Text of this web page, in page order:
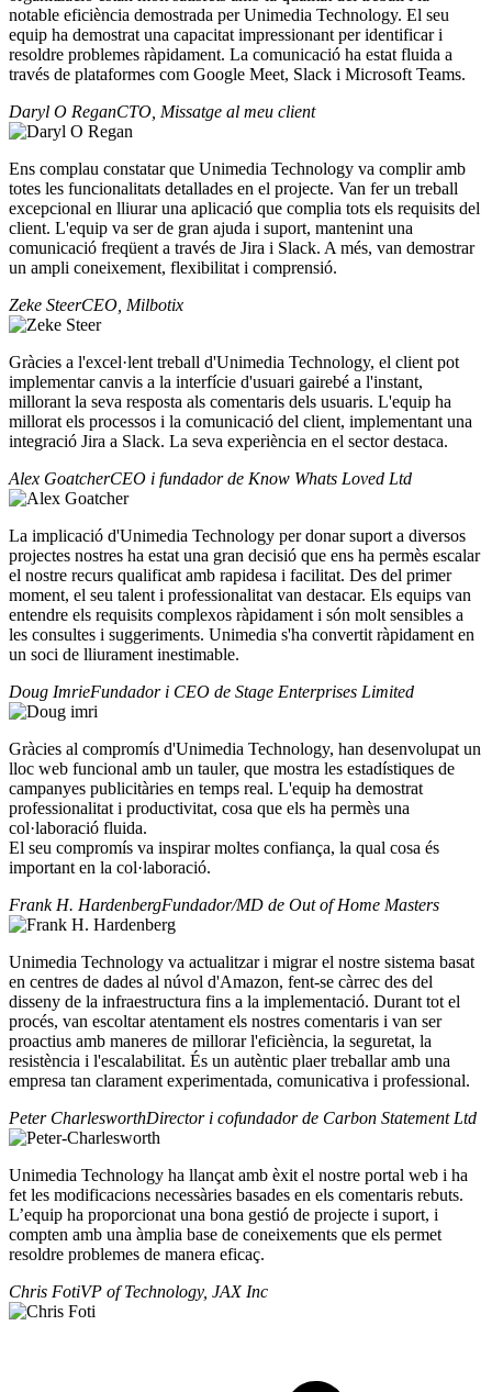
notable eficiència demostrada per Unimedia Technology. El seu
equip ha demostrat una capacitat impressionant per identificar i
resoldre problemes ràpidament. La comunicació ha estat fluida a
través de plataformes com Google Meet, Slack i Microsoft Teams.
Daryl O ReganCTO, Missatge al meu client
Ens complau constatar que Unimedia Technology va complir amb
totes les funcionalitats detallades en el projecte. Van fer un treball
excepcional en lliurar una aplicació que complia tots els requisits del
client. L'equip va ser de gran ajuda i suport, mantenint una
comunicació freqüent a través de Jira i Slack. A més, van demostrar
un ampli coneixement, flexibilitat i comprensió.
Zeke SteerCEO, Milbotix
Gràcies a l'excel·lent treball d'Unimedia Technology, el client pot
implementar canvis a la interfície d'usuari gairebé a l'instant,
millorant la seva resposta als comentaris dels usuaris. L'equip ha
millorat els processos i la comunicació del client, implementant una
integració Jira a Slack. La seva experiència en el sector destaca.
Alex GoatcherCEO i fundador de Know Whats Loved Ltd
La implicació d'Unimedia Technology per donar suport a diversos
projectes nostres ha estat una gran decisió que ens ha permès escalar
el nostre recurs qualificat amb rapidesa i facilitat. Des del primer
moment, el seu talent i professionalitat van destacar. Els equips van
entendre els requisits complexos ràpidament i són molt sensibles a
les consultes i suggeriments. Unimedia s'ha convertit ràpidament en
un soci de lliurament inestimable.
Doug ImrieFundador i CEO de Stage Enterprises Limited
Gràcies al compromís d'Unimedia Technology, han desenvolupat un
lloc web funcional amb un tauler, que mostra les estadístiques de
campanyes publicitàries en temps real. L'equip ha demostrat
professionalitat i productivitat, cosa que els ha permès una
col·laboració fluida.
El seu compromís va inspirar moltes confiança, la qual cosa és
important en la col·laboració.
Frank H. HardenbergFundador/MD de Out of Home Masters
Unimedia Technology va actualitzar i migrar el nostre sistema basat
en centres de dades al núvol d'Amazon, fent-se càrrec des del
disseny de la infraestructura fins a la implementació. Durant tot el
procés, van escoltar atentament els nostres comentaris i van ser
proactius amb maneres de millorar l'eficiència, la seguretat, la
resistència i l'escalabilitat. És un autèntic plaer treballar amb una
empresa tan clarament experimentada, comunicativa i professional.
Peter CharlesworthDirector i cofundador de Carbon Statement Ltd
Unimedia Technology ha llançat amb èxit el nostre portal web i ha
fet les modificacions necessàries basades en els comentaris rebuts.
L’equip ha proporcionat una bona gestió de projecte i suport, i
compten amb una àmplia base de coneixements que els permet
resoldre problemes de manera eficaç.
Chris FotiVP of Technology, JAX Inc